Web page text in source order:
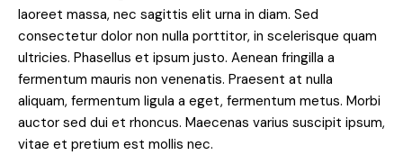
laoreet massa, nec sagittis elit urna in diam. Sed
consectetur dolor non nulla porttitor, in scelerisque quam
ultricies. Phasellus et ipsum justo. Aenean fringilla a
fermentum mauris non venenatis. Praesent at nulla
aliquam, fermentum ligula a eget, fermentum metus. Morbi
auctor sed dui et rhoncus. Maecenas varius suscipit ipsum,
vitae et pretium est mollis nec.